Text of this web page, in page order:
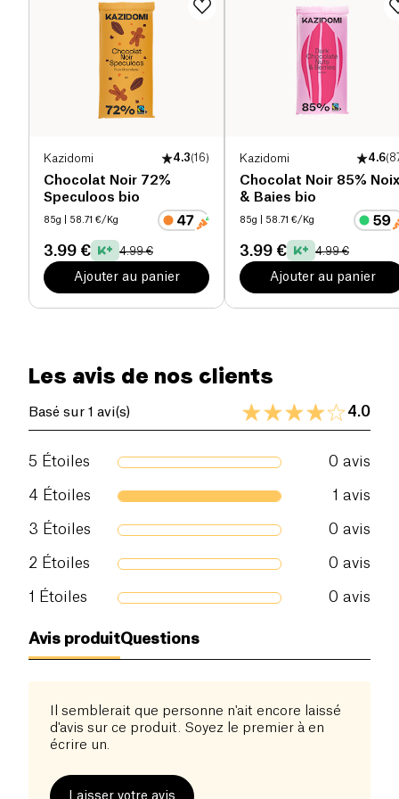
Kazidomi 4.3(16)
Chocolat Noir 72%
Speculoos bio
85g | 58.71 €/Kg
3.99 € 4.99 €
Ajouter au panier
Kazidomi 4.6(
Chocolat Noir 85% Noix
& Baies bio
85g | 58.71 €/Kg
3.99 € 4.99 €
Ajouter au panier
chocolat noir de Bonneterre est un choix exquis.
Plongez dans un moment de pur délice chocolaté
et laissez-vous séduire par la qualité et la saveur
exceptionnelles de cette tablette de chocolat noir.
Les avis de nos clients
Basé sur 1 avi(s) 4.0
5 Étoiles 0 avis
4 Étoiles 1 avis
3 Étoiles 0 avis
2 Étoiles 0 avis
1 Étoiles 0 avis
Avis produitQuestions
Il semblerait que personne n'ait encore laissé
d'avis sur ce produit. Soyez le premier à en
écrire un.